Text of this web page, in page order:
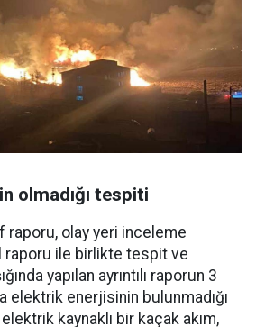
olmadığı tespiti
raporu, olay yeri inceleme
raporu ile birlikte tespit ve
yapılan ayrıntılı raporun 3
elektrik enerjisinin bulunmadığı
kaynaklı bir kaçak akım,